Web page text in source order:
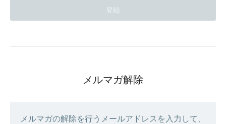
メルマガ解除
メルマガの解除を行うメールアドレスを入力して、